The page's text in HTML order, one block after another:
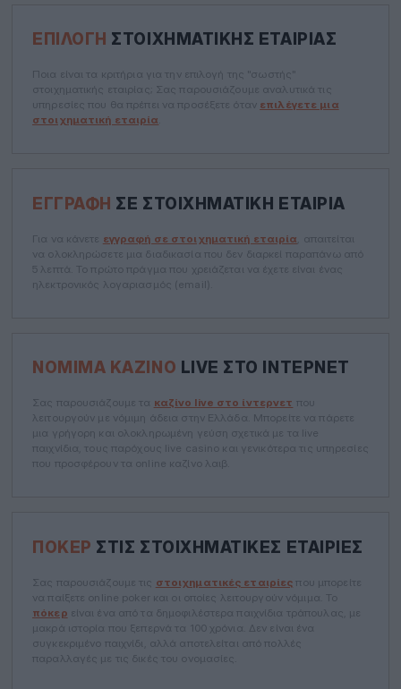
ΕΠΙΛΟΓΉ ΣΤΟΙΧΗΜΑΤΙΚΉΣ ΕΤΑΙΡΊΑΣ
Ποια είναι τα κριτήρια για την επιλογή της "σωστής"
στοιχηματικής εταιρίας; Σας παρουσιάζουμε αναλυτικά τις
υπηρεσίες που θα πρέπει να προσέξετε όταν επιλέγετε μια
στοιχηματική εταιρία
ΕΓΓΡΑΦΉ ΣΕ ΣΤΟΙΧΗΜΑΤΙΚΉ ΕΤΑΙΡΊΑ
Για να κάνετε εγγραφή σε στοιχηματική εταιρία , απαιτείται
να ολοκληρώσετε μια διαδικασία που δεν διαρκεί παραπάνω από
5 λεπτά. Το πρώτο πράγμα που χρειάζεται να έχετε είναι ένας
ηλεκτρονικός λογαριασμός (email).
ΝΌΜΙΜΑ ΚΑΖΊΝΟ LIVE ΣΤΟ ΊΝΤΕΡΝΕΤ
Σας παρουσιάζουμε τα καζίνο live στο ίντερνετ που
λειτουργούν με νόμιμη άδεια στην Ελλάδα. Μπορείτε να πάρετε
μια γρήγορη και ολοκληρωμένη γεύση σχετικά με τα live
παιχνίδια, τους παρόχους live casino και γενικότερα τις υπηρεσίες
που προσφέρουν τα online καζίνο λαιβ.
ΠΌΚΕΡ ΣΤΙΣ ΣΤΟΙΧΗΜΑΤΙΚΈΣ ΕΤΑΙΡΊΕΣ
Σας παρουσιάζουμε τις στοιχηματικές εταιρίες που μπορείτε
να παίξετε online poker και οι οποίες λειτουργούν νόμιμα. Το
πόκερ είναι ένα από τα δημοφιλέστερα παιχνίδια τράπουλας, με
μακρά ιστορία που ξεπερνά τα 100 χρόνια. Δεν είναι ένα
συγκεκριμένο παιχνίδι, αλλά αποτελείται από πολλές
παραλλαγές με τις δικές του ονομασίες.